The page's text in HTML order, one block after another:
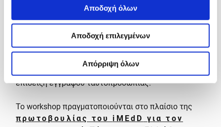
Αποδοχή όλων
Αποδοχή επιλεγμένων
Απόρριψη όλων
αιτήσεων. Το workshop θα πραγματοποιηθεί στα
ελληνικάστο κτίριο της Επιτροπής
Ερευνών του ΑΠΘ . Για την παρακολούθησή
τους, οι συμμετέχοντες θα χρειαστεί να φέρουν τα
laptop τους και να έχουν ένα Google account, ενώ
για την είσοδό τους στο χώρο είναι απαραίτητη η
επίδειξη εγγράφου ταυτοπροσωπίας.
Το workshop πραγματοποιούνται στο πλαίσιο της
πρωτοβουλίας του iMEdD για τον